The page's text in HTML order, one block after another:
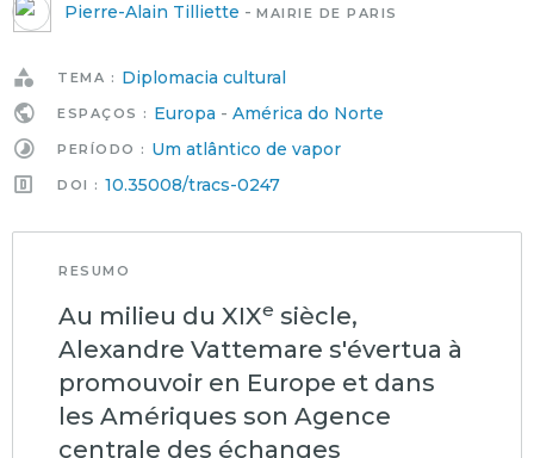
Pierre-Alain Tilliette - MAIRIE DE PARIS
TEMA : Diplomacia cultural
ESPAÇOS : Europa - América do Norte
PERÍODO : Um atlântico de vapor
DOI : 10.35008/tracs-0247
RESUMO
Au milieu du XIXe siècle,
Alexandre Vattemare s'évertua à
promouvoir en Europe et dans
les Amériques son Agence
centrale des échanges